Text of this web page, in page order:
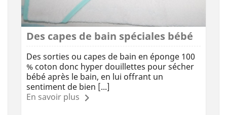
Des capes de bain spéciales bébé
Des sorties ou capes de bain en éponge 100
% coton donc hyper douillettes pour sécher
bébé après le bain, en lui offrant un
sentiment de bien [...]
En savoir plus